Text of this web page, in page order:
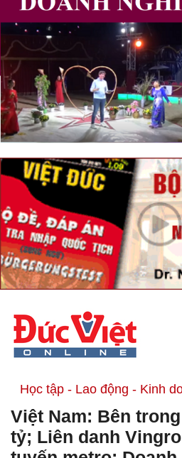
Học tập - Lao động - Kinh
Việt Nam: Bên
tỷ; Liên danh